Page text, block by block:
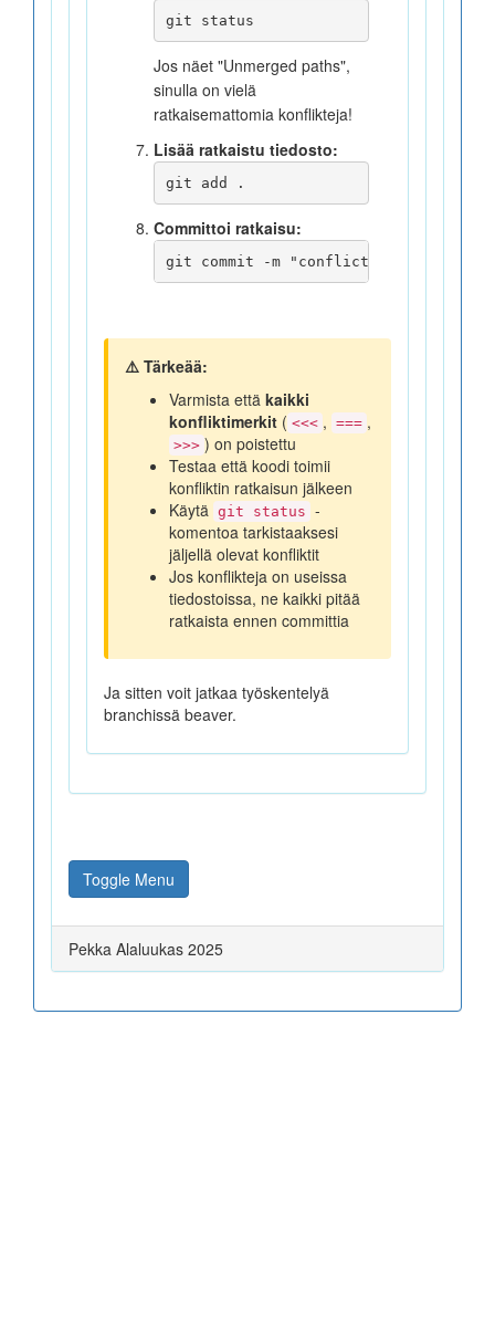
git status
Jos näet "Unmerged paths",
sinulla on vielä
ratkaisemattomia konflikteja!
Lisää ratkaistu tiedosto:
git add .
Committoi ratkaisu:
git commit -m "conflict fixed"
⚠️ Tärkeää:
Varmista että kaikki
konfliktimerkit ( <<< , === ,
>>> ) on poistettu
Testaa että koodi toimii
konfliktin ratkaisun jälkeen
Käytä git status -
komentoa tarkistaaksesi
jäljellä olevat konfliktit
Jos konflikteja on useissa
tiedostoissa, ne kaikki pitää
ratkaista ennen committia
Ja sitten voit jatkaa työskentelyä
branchissä beaver.
Toggle Menu
Pekka Alaluukas 2025